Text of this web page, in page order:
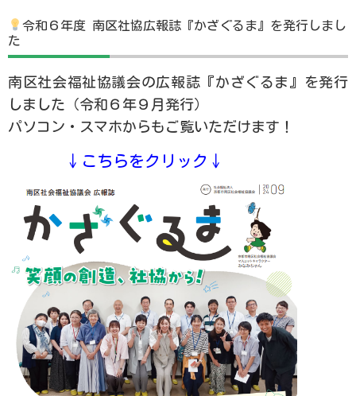
令和６年度 南区社協広報誌『かざぐるま』を発行しまし
た
南区社会福祉協議会の広報誌『かざぐるま』を発行
しました（令和６年９月発行）
パソコン・スマホからもご覧いただけます！
↓こちらをクリック↓